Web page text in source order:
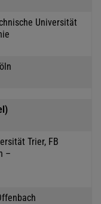
Universität
Trier, FB
–